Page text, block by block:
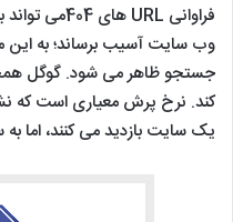
وب سایت آسیب برساند؛ به این
جستجو ظاهر می شود. گوگل
کند. نرخ پرش معیاری است که
یک سایت بازدید می کنند، اما